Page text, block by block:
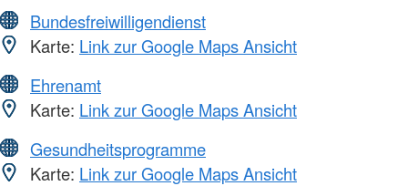
Bundesfreiwilligendienst
Karte: Link zur Google Maps Ansicht
Ehrenamt
Karte: Link zur Google Maps Ansicht
Gesundheitsprogramme
Karte: Link zur Google Maps Ansicht